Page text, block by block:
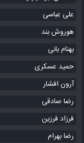
علی عباسی
هوروش بند
بهنام بانی
حمید عسکری
آرون افشار
رضا صادقی
فرزاد فرزین
رضا بهرام